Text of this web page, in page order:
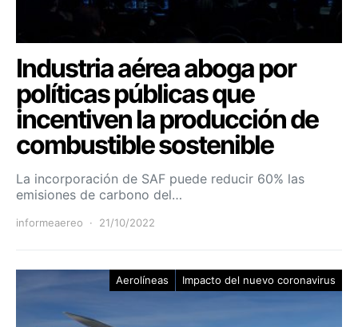
Industria aérea aboga por
políticas públicas que
incentiven la producción de
combustible sostenible
La incorporación de SAF puede reducir 60% las
emisiones de carbono del…
informeaereo 21/10/2022
Aerolíneas Impacto del nuevo coronavirus